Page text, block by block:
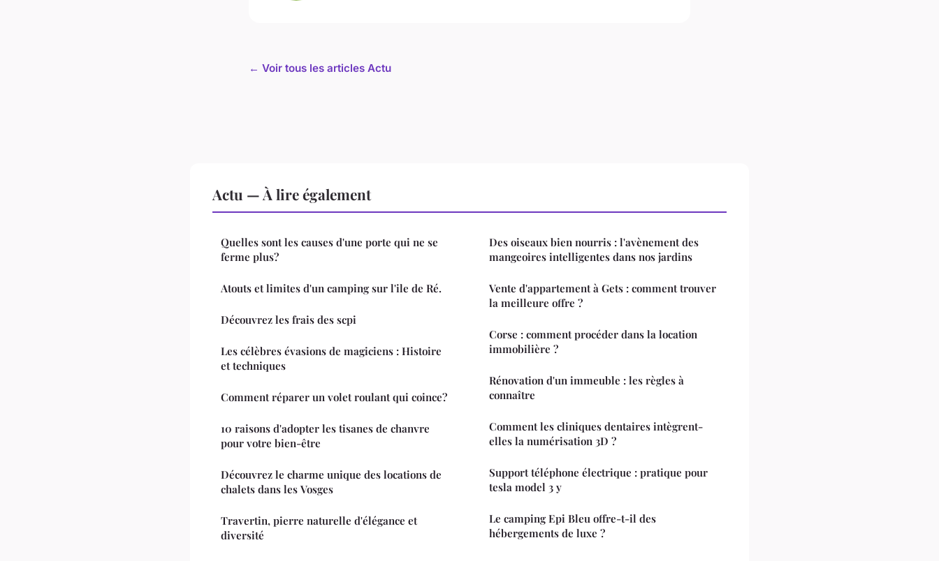
← Voir tous les articles Actu
Actu — À lire également
Quelles sont les causes d'une porte qui ne se
ferme plus?
Atouts et limites d'un camping sur l'ile de Ré.
Découvrez les frais des scpi
Les célèbres évasions de magiciens : Histoire
et techniques
Comment réparer un volet roulant qui coince?
10 raisons d'adopter les tisanes de chanvre
pour votre bien-être
Découvrez le charme unique des locations de
chalets dans les Vosges
Travertin, pierre naturelle d'élégance et
diversité
Des oiseaux bien nourris : l'avènement des
mangeoires intelligentes dans nos jardins
Vente d'appartement à Gets : comment trouver
la meilleure offre ?
Corse : comment procéder dans la location
immobilière ?
Rénovation d'un immeuble : les règles à
connaître
Comment les cliniques dentaires intègrent-
elles la numérisation 3D ?
Support téléphone électrique : pratique pour
tesla model 3 y
Le camping Epi Bleu offre-t-il des
hébergements de luxe ?